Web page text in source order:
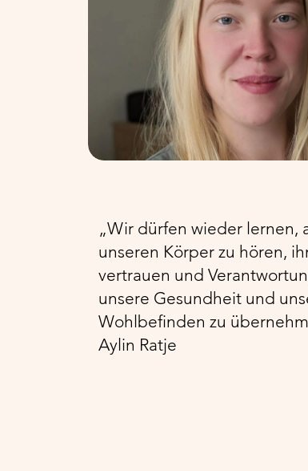
„Wir dürfen wieder lernen,
unseren Körper zu hören,
vertrauen und
unsere Gesundheit und
Wohlbefinden zu
Aylin Ratje